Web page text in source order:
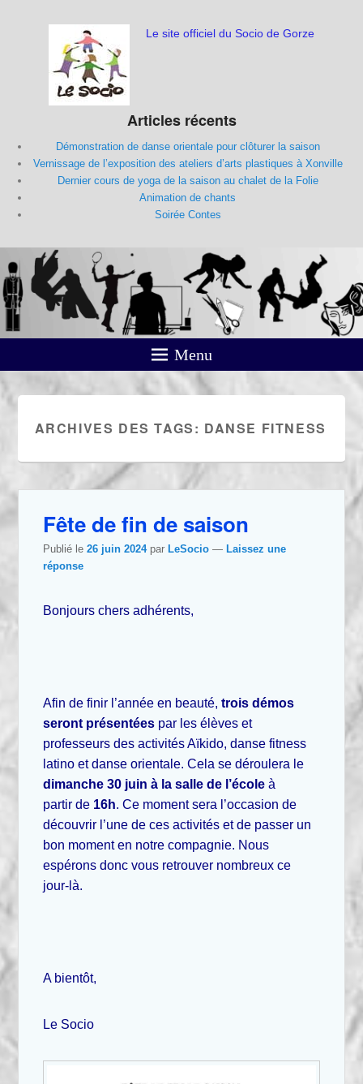
Le site officiel du Socio de Gorze
Articles récents
Démonstration de danse orientale pour clôturer la saison
Vernissage de l’exposition des ateliers d’arts plastiques à Xonville
Dernier cours de yoga de la saison au chalet de la Folie
Animation de chants
Soirée Contes
Menu
ARCHIVES DES TAGS: DANSE FITNESS
Fête de fin de saison
Publié le26 juin 2024 par LeSocio — Laissez une
réponse
Bonjours chers adhérents,
Afin de finir l’année en beauté,trois démos
seront présentées par les élèves et
professeurs des activités Aïkido, danse fitness
latino et danse orientale. Cela se déroulera le
dimanche 30 juin à la salle de l’école à
partir de 16h. Ce moment sera l’occasion de
découvrir l’une de ces activités et de passer un
bon moment en notre compagnie. Nous
espérons donc vous retrouver nombreux ce
jour-là.
A bientôt,
Le Socio